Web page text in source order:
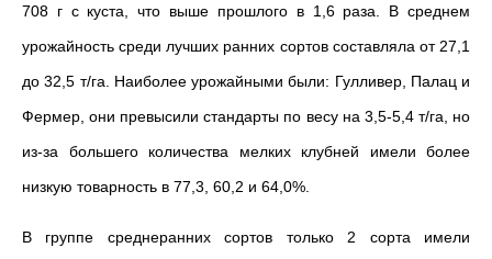
708 г с куста, что выше прошлого в 1,6 раза. В среднем
урожайность среди лучших ранних сортов составляла от 27,1
до 32,5 т/га. Наиболее урожайными были: Гулливер, Палац и
Фермер, они превысили стандарты по весу на 3,5-5,4 т/га, но
из-за большего количества мелких клубней имели более
низкую товарность в 77,3, 60,2 и 64,0%.
В группе среднеранних сортов только 2 сорта имели